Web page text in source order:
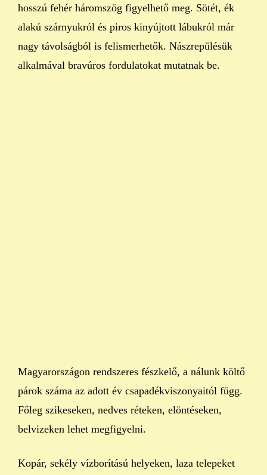
hosszú fehér háromszög figyelhető meg. Sötét, ék
alakú szárnyukról és piros kinyújtott lábukról már
nagy távolságból is felismerhetők. Nászrepülésük
alkalmával bravúros fordulatokat mutatnak be.
Magyarországon rendszeres fészkelő, a nálunk költő
párok száma az adott év csapadékviszonyaitól függ.
Főleg szikeseken, nedves réteken, elöntéseken,
belvizeken lehet megfigyelni.
Kopár, sekély vízborítású helyeken, laza telepeket